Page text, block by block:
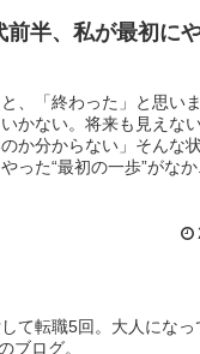
半、私が最初に
、「終わった」と思い
かない。将来も見えな
か分からない」そんな
った“最初の一歩”がな
て転職5回。大人になっ
ブログ。